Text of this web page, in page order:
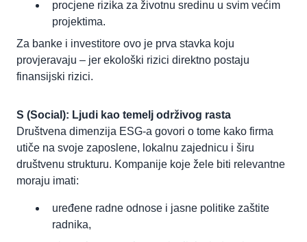
procjene rizika za životnu sredinu u svim većim
projektima.
Za banke i investitore ovo je prva stavka koju
provjeravaju – jer ekološki rizici direktno postaju
finansijski rizici.
S (Social): Ljudi kao temelj održivog rasta
Društvena dimenzija ESG-a govori o tome kako firma
utiče na svoje zaposlene, lokalnu zajednicu i širu
društvenu strukturu. Kompanije koje žele biti relevantne
moraju imati:
uređene radne odnose i jasne politike zaštite
radnika,